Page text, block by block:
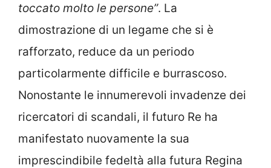
toccato molto le persone”. La
dimostrazione di un legame che si è
rafforzato, reduce da un periodo
particolarmente difficile e burrascoso.
Nonostante le innumerevoli invadenze dei
ricercatori di scandali, il futuro Re ha
manifestato nuovamente la sua
imprescindibile fedeltà alla futura Regina